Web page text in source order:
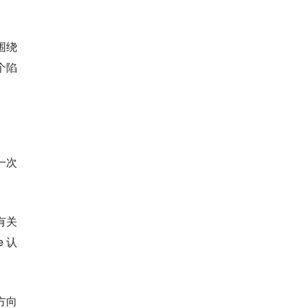
绕
陷
次
关
认
向